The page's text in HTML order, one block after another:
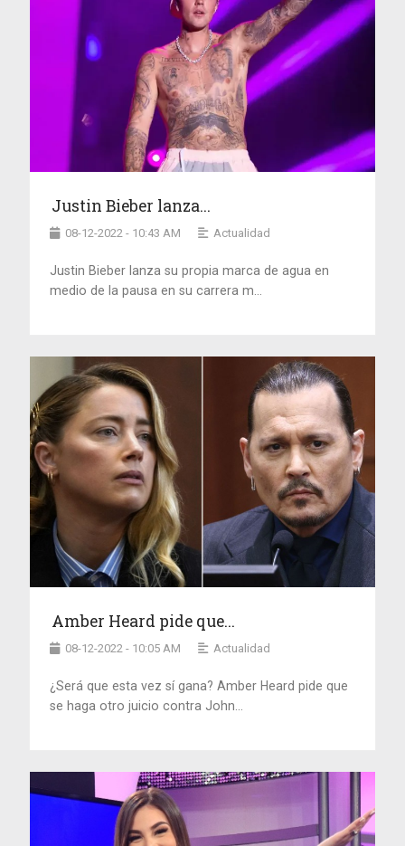
Justin Bieber lanza...
08-12-2022 - 10:43 AM Actualidad
Justin Bieber lanza su propia marca de agua en
medio de la pausa en su carrera m...
Amber Heard pide que...
08-12-2022 - 10:05 AM Actualidad
¿Será que esta vez sí gana? Amber Heard pide que
se haga otro juicio contra John...